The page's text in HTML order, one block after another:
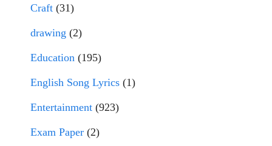
Craft (31)
drawing (2)
Education (195)
English Song Lyrics (1)
Entertainment (923)
Exam Paper (2)